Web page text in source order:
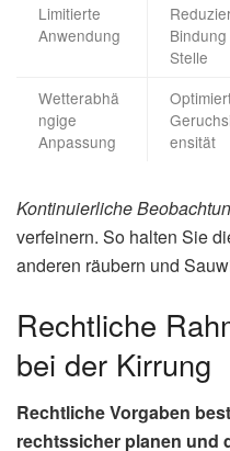
Limitierte
Anwendung
Stelle
Wetterabhä
ngige
Anpassung
ensität
Kontinuierliche
verfeinern. So halten Sie
anderen räubern und
Rechtliche
bei der Kirrung
Rechtliche Vorgaben
rechtssicher planen und